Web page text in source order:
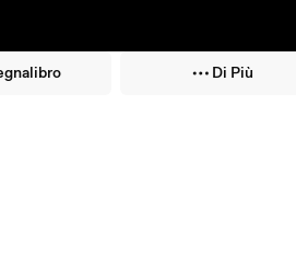
Di Più